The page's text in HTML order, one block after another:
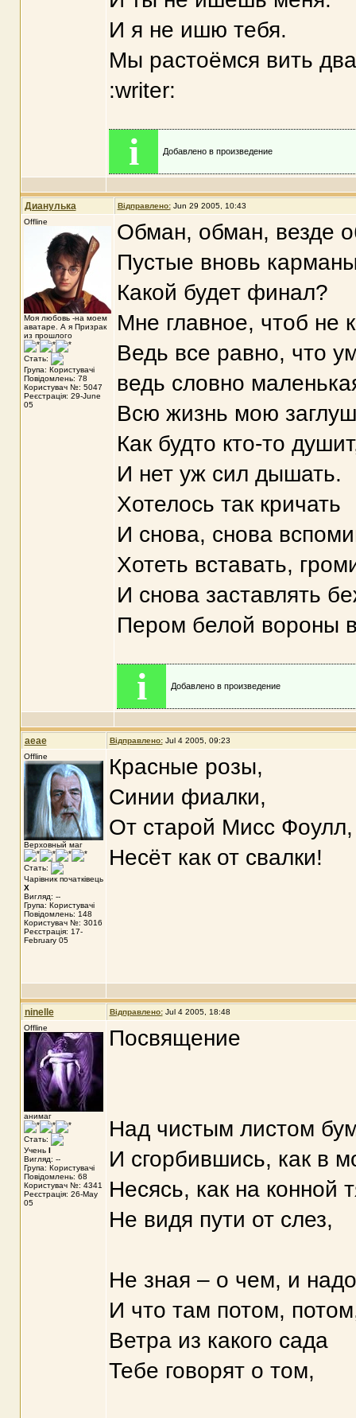
И я не ишю тебя.
Мы растоёмся вить
:writer:
i Добавлено в произведение
Дианулька Відправлено: Jun 29 2005, 10:43
Offline
Моя любовь -на моем
аватаре. А я Призрак
из прошлого
Стать:
Група: Користувачі
Повідомлень: 78
Користувач №: 5047
Реєстрація: 29-June
05
Обман, обман, везде
Пустые вновь
Какой будет финал?
Мне главное, чтоб не
Ведь все равно, что
ведь словно
Всю жизнь мою
Как будто кто-то
И нет уж сил дышать.
Хотелось так кричать
И снова, снова
Хотеть вставать,
И снова заставлять
Пером белой вороны
i Добавлено в произведение
aeae Відправлено: Jul 4 2005, 09:23
Offline
Верховный маг
Стать:
Чарівник початківець
X
Вигляд: --
Група: Користувачі
Повідомлень: 148
Користувач №: 3016
Реєстрація: 17-
February 05
Красные розы,
Синии фиалки,
От старой Мисс Фоулл,
Несёт как от свалки!
ninelle Відправлено: Jul 4 2005, 18:48
Offline
анимаг
Стать:
Учень I
Вигляд: --
Група: Користувачі
Повідомлень: 68
Користувач №: 4341
Реєстрація: 26-May
05
Посвящение
Над чистым листом
И сгорбившись, как в
Несясь, как на конной
Не видя пути от слез,
Не зная – о чем, и
И что там потом,
Ветра из какого сада
Тебе говорят о том,